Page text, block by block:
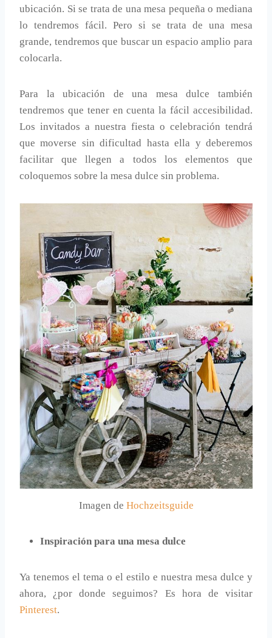
ubicación. Si se trata de una mesa pequeña o mediana
lo tendremos fácil. Pero si se trata de una mesa
grande, tendremos que buscar un espacio amplio para
colocarla.
Para la ubicación de una mesa dulce también
tendremos que tener en cuenta la fácil accesibilidad.
Los invitados a nuestra fiesta o celebración tendrá
que moverse sin dificultad hasta ella y deberemos
facilitar que llegen a todos los elementos que
coloquemos sobre la mesa dulce sin problema.
Imagen de Hochzeitsguide
Inspiración para una mesa dulce
Ya tenemos el tema o el estilo e nuestra mesa dulce y
ahora, ¿por donde seguimos? Es hora de visitar
Pinterest.